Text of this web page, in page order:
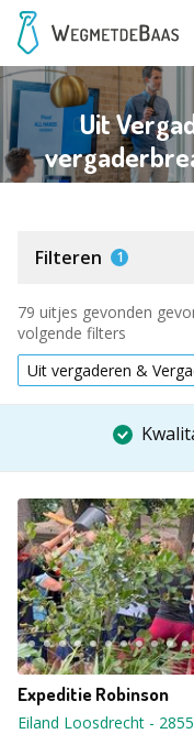
Uit
Filteren 1
79 uitjes gevonden
volgende filters
Uit vergaderen &
Expeditie Robinson
Eiland Loosdrecht -